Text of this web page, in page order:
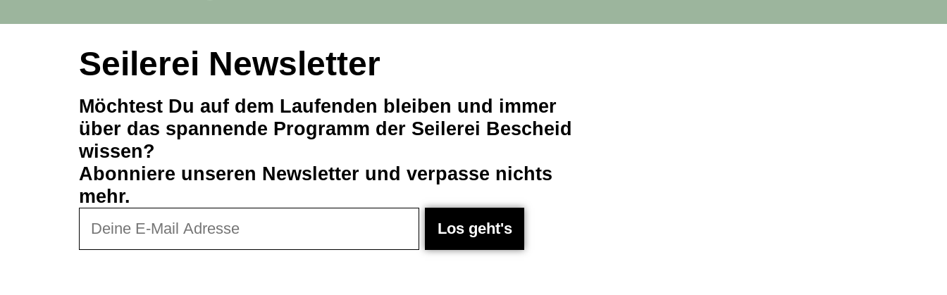
Seilerei Newsletter
Möchtest Du auf dem Laufenden bleiben und immer
über das spannende Programm der Seilerei Bescheid
wissen?
Abonniere unseren Newsletter und verpasse nichts
mehr.
Los geht's